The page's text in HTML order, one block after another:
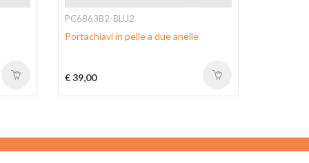
PC6863B2-BLU2
Portachiavi in pelle a due anelle
€ 39,00